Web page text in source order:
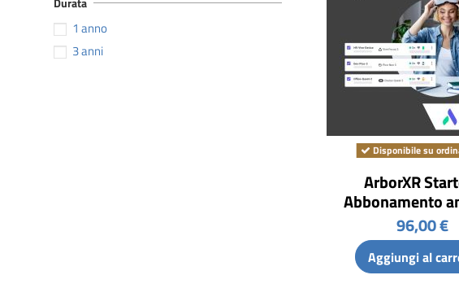
Disponibile su
ArborXR
Abbonamento
96,00 €
Aggiungi al
1 anno
3 anni